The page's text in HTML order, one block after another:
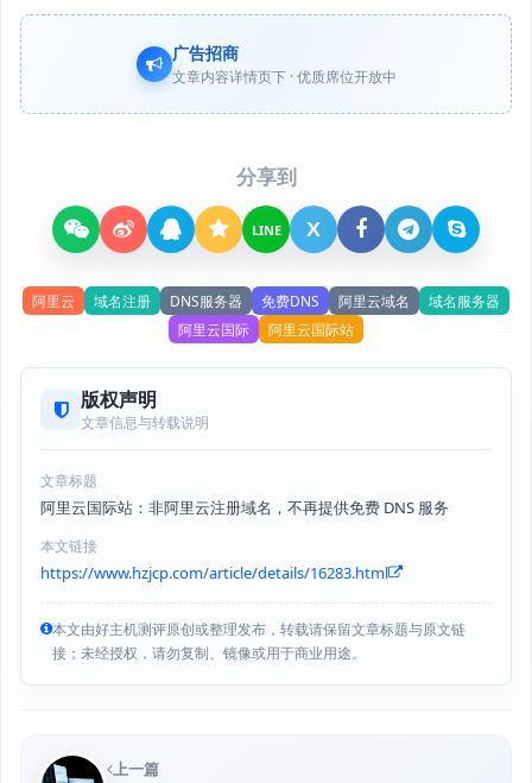
广告招商
文章内容详情页下 · 优质席位开放中
分享到
LINE X
阿里云 域名注册 DNS服务器 免费DNS 阿里云域名
域名服务器
阿里云国际
阿里云国际站
版权声明
文章信息与转载说明
文章标题
阿里云国际站：非阿里云注册域名，不再提供免费 DNS 服务
本文链接
https://www.hzjcp.com/article/details/16283.html
本文由好主机测评原创或整理发布，转载请保留文章标题与原文链
接；未经授权，请勿复制、镜像或用于商业用途。
上一篇